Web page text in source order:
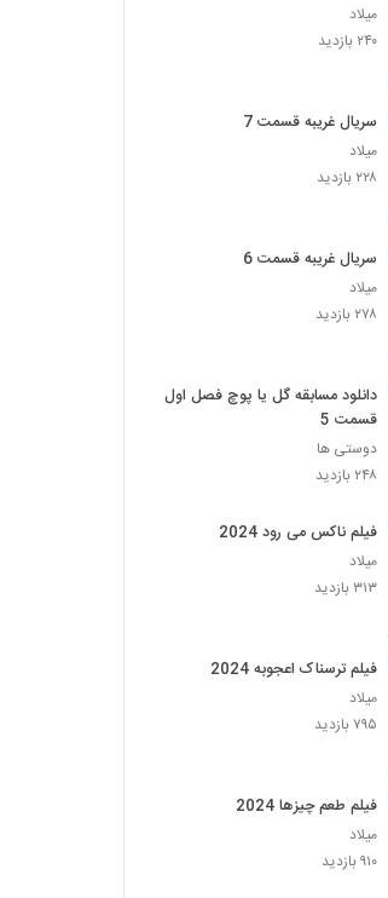
میلاد
۲۴۰ بازدید
سریال غریبه قسمت 7
میلاد
۲۲۸ بازدید
سریال غریبه قسمت 6
میلاد
۲۷۸ بازدید
دانلود مسابقه گل یا پوچ فصل اول
قسمت 5
دوستی ها
۲۴۸ بازدید
فیلم ناکس می رود 2024
میلاد
۳۱۳ بازدید
فیلم ترسناک اعجوبه 2024
میلاد
۷۹۵ بازدید
فیلم طعم چیزها 2024
میلاد
۹۱۰ بازدید